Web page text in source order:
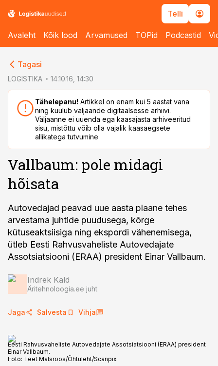
Telli
Avaleht Kõik lood Arvamused TOPid Podcastid
Tagasi
LOGISTIKA 14.10.16, 14:30
Tähelepanu! Artikkel on enam kui 5 aastat vana
ning kuulub väljaande digitaalsesse arhiivi.
Väljaanne ei uuenda ega kaasajasta arhiveeritud
sisu, mistõttu võib olla vajalik kaasaegsete
allikatega tutvumine
Vallbaum: pole midagi
hõisata
Autovedajad peavad uue aasta plaane tehes
arvestama juhtide puudusega, kõrge
kütuseaktsiisiga ning ekspordi vähenemisega,
ütleb Eesti Rahvusvaheliste Autovedajate
Indrek Kald
Äritehnoloogia.ee juht
Jaga Salvesta Vihja
Eesti Rahvusvaheliste Autovedajate Assotsiatsiooni (ERAA) president
Einar Vallbaum.
Foto: Teet Malsroos/Õhtuleht/Scanpix